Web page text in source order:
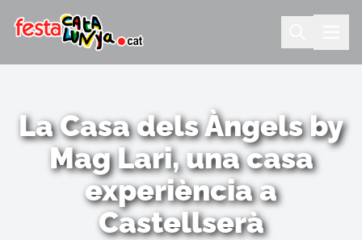
La Casa dels Àngels by
Mag Lari, una casa
experiència a
Castellserà